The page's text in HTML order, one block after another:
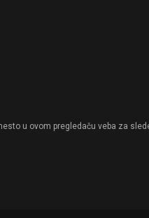
u ovom pregledaču veba za